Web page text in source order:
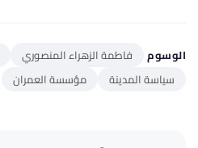
الوسوم فاطمة الزهراء المنصوري
سياسة المدينة
مؤسسة العمران